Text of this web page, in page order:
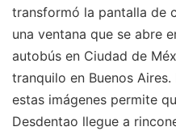
transformó la pantalla de
una ventana que se abre
autobús en Ciudad de
tranquilo en Buenos
estas imágenes permite
Desdentao llegue a